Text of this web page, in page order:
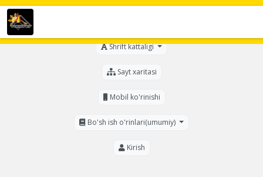
Shrift kattaligi
Sayt xaritasi
Mobil ko'rinishi
Bo'sh ish o'rinlari(umumiy)
Kirish